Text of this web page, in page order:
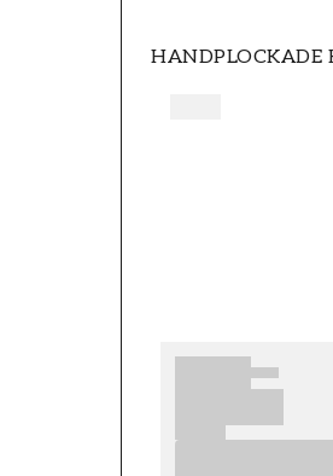
HANDPLOCKADE